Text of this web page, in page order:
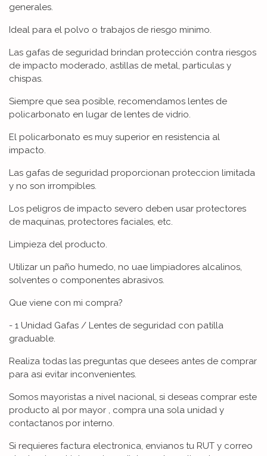
generales.
Ideal para el polvo o trabajos de riesgo minimo.
Las gafas de seguridad brindan protección contra riesgos
de impacto moderado, astillas de metal, particulas y
chispas.
Siempre que sea posible, recomendamos lentes de
policarbonato en lugar de lentes de vidrio.
El policarbonato es muy superior en resistencia al
impacto.
Las gafas de seguridad proporcionan proteccion limitada
y no son irrompibles.
Los peligros de impacto severo deben usar protectores
de maquinas, protectores faciales, etc.
Limpieza del producto.
Utilizar un paño humedo, no uae limpiadores alcalinos,
solventes o componentes abrasivos.
Que viene con mi compra?
- 1 Unidad Gafas / Lentes de seguridad con patilla
graduable.
Realiza todas las preguntas que desees antes de comprar
para asi evitar inconvenientes.
Somos mayoristas a nivel nacional, si deseas comprar este
producto al por mayor , compra una sola unidad y
contactanos por interno.
Si requieres factura electronica, envianos tu RUT y correo